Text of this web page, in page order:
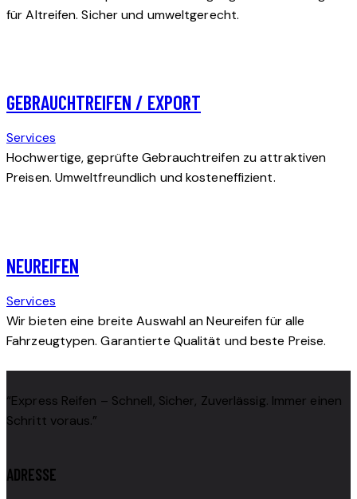
für Altreifen. Sicher und umweltgerecht.
GEBRAUCHTREIFEN / EXPORT
Services
Hochwertige, geprüfte Gebrauchtreifen zu attraktiven
Preisen. Umweltfreundlich und kosteneffizient.
NEUREIFEN
Services
Wir bieten eine breite Auswahl an Neureifen für alle
Fahrzeugtypen. Garantierte Qualität und beste Preise.
“Express Reifen – Schnell, Sicher, Zuverlässig. Immer einen
Schritt voraus.”
ADRESSE